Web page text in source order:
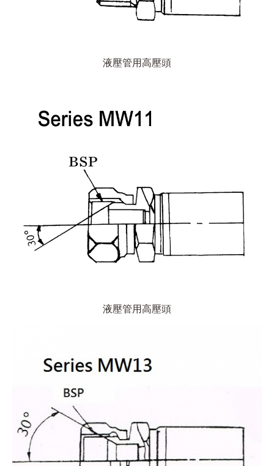
液壓管用高壓頭
液壓管用高壓頭